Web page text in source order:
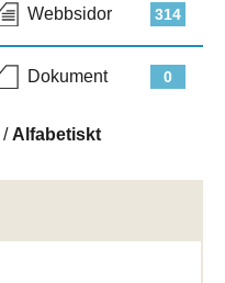
314
Webbsidor
0
Dokument
/ Alfabetiskt